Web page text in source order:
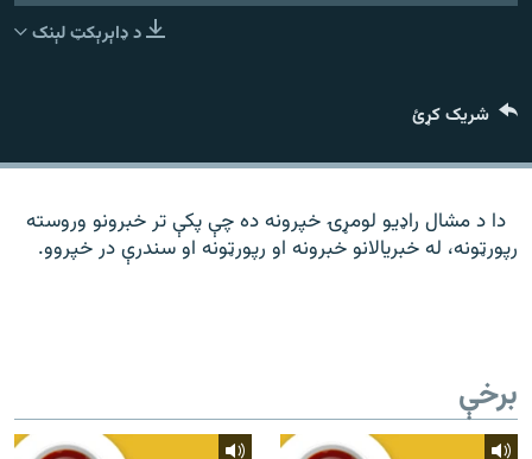
د ازادې اروپا راډیو ټولې ووبپاڼې
د ډاېرېکټ لېنک
شریک کړئ
دا د مشال راډیو لومړۍ خپرونه ده چې پکې تر خبرونو وروسته
رپورټونه، له خبریالانو خبرونه او رپورټونه او سندرې در خپروو.
برخې